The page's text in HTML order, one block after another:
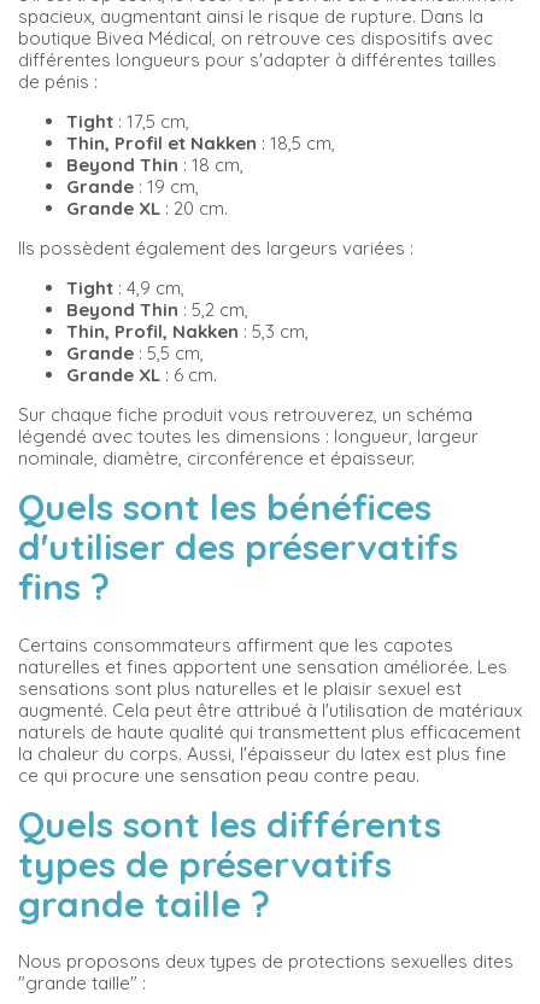
spacieux, augmentant ainsi le risque de rupture. Dans la
boutique Bivea Médical, on retrouve ces dispositifs avec
différentes longueurs pour s'adapter à différentes tailles
de pénis :
Tight : 17,5 cm,
Thin, Profil et Nakken : 18,5 cm,
Beyond Thin : 18 cm,
Grande : 19 cm,
Grande XL : 20 cm.
Ils possèdent également des largeurs variées :
Tight : 4,9 cm,
Beyond Thin : 5,2 cm,
Thin, Profil, Nakken : 5,3 cm,
Grande : 5,5 cm,
Grande XL : 6 cm.
Sur chaque fiche produit vous retrouverez, un schéma
légendé avec toutes les dimensions : longueur, largeur
nominale, diamètre, circonférence et épaisseur.
Quels sont les bénéfices
d'utiliser des préservatifs
fins ?
Certains consommateurs affirment que les capotes
naturelles et fines apportent une sensation améliorée. Les
sensations sont plus naturelles et le plaisir sexuel est
augmenté. Cela peut être attribué à l'utilisation de matériaux
naturels de haute qualité qui transmettent plus efficacement
la chaleur du corps. Aussi, l'épaisseur du latex est plus fine
ce qui procure une sensation peau contre peau.
Quels sont les différents
types de préservatifs
grande taille ?
Nous proposons deux types de protections sexuelles dites
"grande taille" :